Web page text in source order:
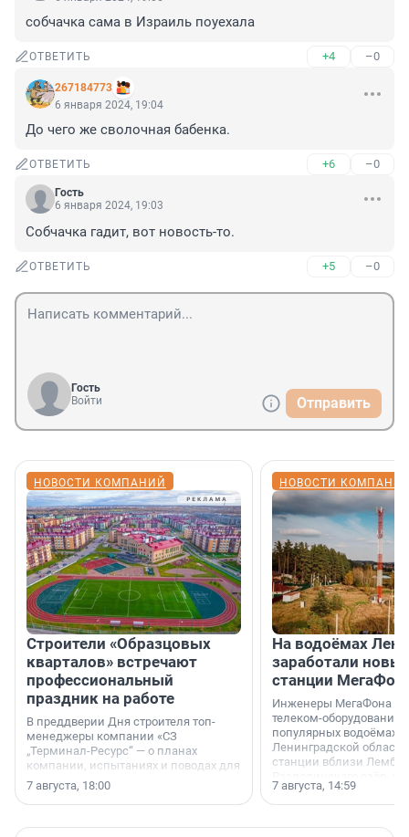
собчачка сама в Израиль поуехала
ОТВЕТИТЬ +4 –0
267184773
6 января 2024, 19:04
До чего же сволочная бабенка.
ОТВЕТИТЬ +6 –0
Гость
6 января 2024, 19:03
Собчачка гадит, вот новость-то.
ОТВЕТИТЬ +5 –0
Гость
Войти
Отправить
НОВОСТИ КОМПАНИЙ
Строители «Образцовых
кварталов» встречают
профессиональный
праздник на работе
В преддверии Дня строителя топ-
менеджеры компании «СЗ
„Терминал-Ресурс“ — о планах
компании, испытаниях и поводах для
осторожного оптимизма.
7 августа, 18:00
НОВОСТИ
На водоёмах
заработали
станции
Инженеры МегаФона
телеком-оборудование
популярных водоёмах
Ленинградской
станции вблизи
недалеко от Большого
водопада.
7 августа, 14:59